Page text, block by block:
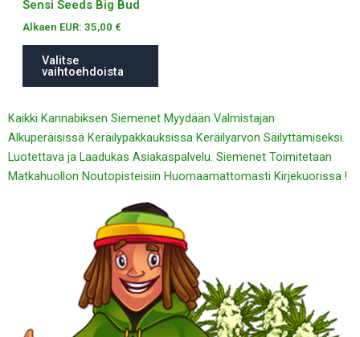
Sensi Seeds Big Bud
Alkaen EUR: 35,00 €
Valitse
vaihtoehdoista
Kaikki Kannabiksen Siemenet Myydään Valmistajan
Alkuperäisissä Keräilypakkauksissa Keräilyarvon Säilyttämiseksi.
Luotettava ja Laadukas Asiakaspalvelu. Siemenet Toimitetaan
Matkahuollon Noutopisteisiin Huomaamattomasti Kirjekuorissa !